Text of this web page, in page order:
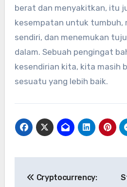
berat dan menyakitkan, itu
kesempatan untuk tumbuh,
sendiri, dan menemukan
dalam. Sebuah pengingat
kesendirian kita, kita masih
sesuatu yang lebih baik.
Cryptocurrency: